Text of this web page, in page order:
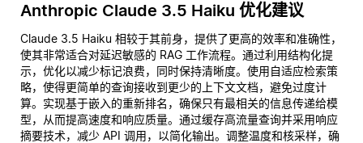
Anthropic Claude 3.5 Haiku 优化建议
Claude 3.5 Haiku 相较于其前身，提供了更高的效率和准确性，
使其非常适合对延迟敏感的 RAG 工作流程。通过利用结构化提
示，优化以减少标记浪费，同时保持清晰度。使用自适应检索策
略，使得更简单的查询接收到更少的上下文文档，避免过度计
算。实现基于嵌入的重新排名，确保只有最相关的信息传递给模
型，从而提高速度和响应质量。通过缓存高流量查询并采用响应
摘要技术，减少 API 调用，以简化输出。调整温度和核采样，确